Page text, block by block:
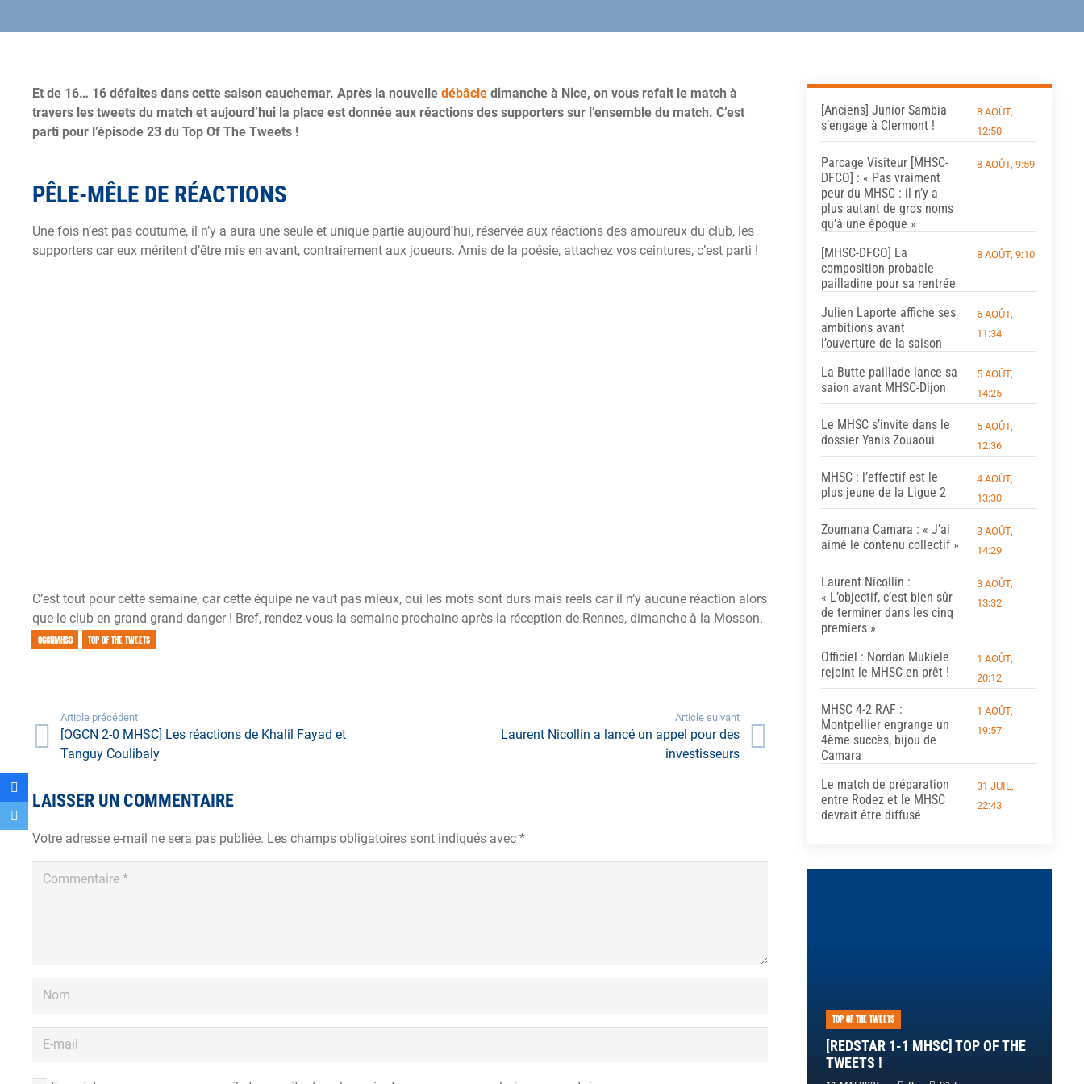
Et de 16… 16 défaites dans cette saison cauchemar. Après la nouvelle débâcle dimanche à Nice, on vous refait le match à
travers les tweets du match et aujourd’hui la place est donnée aux réactions des supporters sur l’ensemble du match. C’est
parti pour l’épisode 23 du Top Of The Tweets !
PÊLE-MÊLE DE RÉACTIONS
Une fois n’est pas coutume, il n’y a aura une seule et unique partie aujourd’hui, réservée aux réactions des amoureux du club, les
supporters car eux méritent d’être mis en avant, contrairement aux joueurs. Amis de la poésie, attachez vos ceintures, c’est parti !
C’est tout pour cette semaine, car cette équipe ne vaut pas mieux, oui les mots sont durs mais réels car il n’y aucune réaction alors
que le club en grand grand danger ! Bref, rendez-vous la semaine prochaine après la réception de Rennes, dimanche à la Mosson.
OGCNMHSC TOP OF THE TWEETS
Article précédent
[OGCN 2-0 MHSC] Les réactions de Khalil Fayad et
Tanguy Coulibaly
Article suivant
Laurent Nicollin a lancé un appel pour des
investisseurs
LAISSER UN COMMENTAIRE
Votre adresse e-mail ne sera pas publiée. Les champs obligatoires sont indiqués avec *
[Anciens] Junior Sambia
s’engage à Clermont !
8 AOÛT,
12:50
Parcage Visiteur [MHSC-
DFCO] : « Pas vraiment
peur du MHSC : il n’y a
plus autant de gros noms
qu’à une époque »
8 AOÛT, 9:59
[MHSC-DFCO] La
composition probable
pailladine pour sa rentrée
8 AOÛT, 9:10
Julien Laporte affiche ses
ambitions avant
l’ouverture de la saison
6 AOÛT,
11:34
La Butte paillade lance sa
saion avant MHSC-Dijon
5 AOÛT,
14:25
Le MHSC s’invite dans le
dossier Yanis Zouaoui
5 AOÛT,
12:36
MHSC : l’effectif est le
plus jeune de la Ligue 2
4 AOÛT,
13:30
Zoumana Camara : « J’ai
aimé le contenu collectif »
3 AOÛT,
14:29
Laurent Nicollin :
« L’objectif, c’est bien sûr
de terminer dans les cinq
premiers »
3 AOÛT,
13:32
Officiel : Nordan Mukiele
rejoint le MHSC en prêt !
1 AOÛT,
20:12
MHSC 4-2 RAF :
Montpellier engrange un
4ème succès, bijou de
Camara
1 AOÛT,
19:57
Le match de préparation
entre Rodez et le MHSC
devrait être diffusé
31 JUIL,
22:43
TOP OF THE TWEETS
[REDSTAR 1-1 MHSC] TOP OF THE
TWEETS !